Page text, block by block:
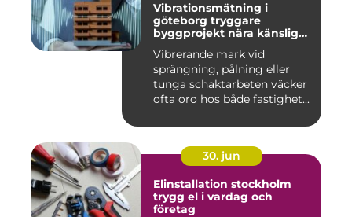
Vibrationsmätning i
göteborg tryggare
byggprojekt nära känsliga
Vibrerande mark vid
sprängning, pålning eller
tunga schaktarbeten väcker
ofta oro hos både fastighet...
30. jun
Elinstallation stockholm
trygg el i vardag och
företag